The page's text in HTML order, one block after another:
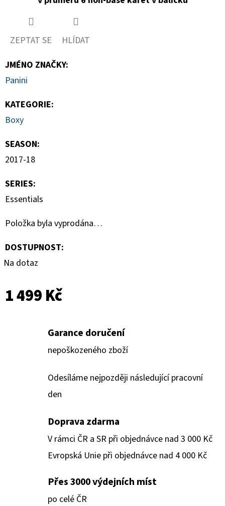
ZEPTAT SE
HLÍDAT
JMÉNO ZNAČKY:
Panini
KATEGORIE:
Boxy
SEASON:
2017-18
SERIES:
Essentials
Položka byla vyprodána…
DOSTUPNOST:
Na dotaz
1 499 Kč
Garance doručení
nepoškozeného zboží
Odesíláme nejpozději následující pracovní
den
Doprava zdarma
V rámci ČR a SR při objednávce nad 3 000 Kč
Evropská Unie při objednávce nad 4 000 Kč
Přes 3000 výdejních míst
po celé ČR